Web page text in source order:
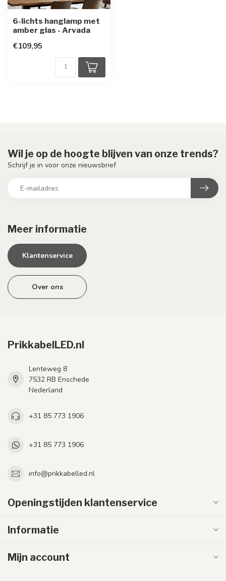
6-lichts hanglamp met
amber glas - Arvada
€109,95
Meer informatie
Klantenservice
Over ons
Wil je op de hoogte blijven van onze trends?
Schrijf je in voor onze nieuwsbrief
PrikkabelLED.nl
Lenteweg 8
7532 RB Enschede
Nederland
+31 85 773 1906
+31 85 773 1906
info@prikkabelled.nl
Openingstijden klantenservice
Informatie
Mijn account